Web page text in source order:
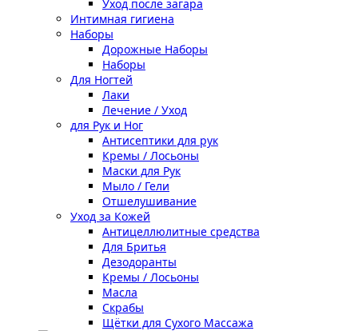
Уход после загара
Интимная гигиена
Наборы
Дорожные Наборы
Наборы
Для Ногтей
Лаки
Лечение / Уход
для Рук и Ног
Антисептики для рук
Кремы / Лосьоны
Маски для Рук
Мыло / Гели
Отшелушивание
Уход за Кожей
Антицеллюлитные средства
Для Бритья
Дезодоранты
Кремы / Лосьоны
Масла
Скрабы
Щётки для Сухого Массажа